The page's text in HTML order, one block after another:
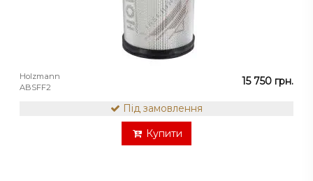
Holzmann
ABSFF2
15 750 грн.
Під замовлення
Купити